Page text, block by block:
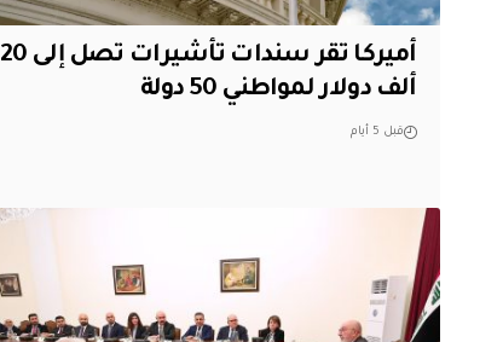
أميركا تقر سندات تأشيرات تصل إلى 20
ألف دولار لمواطني 50 دولة
قبل 5 أيام